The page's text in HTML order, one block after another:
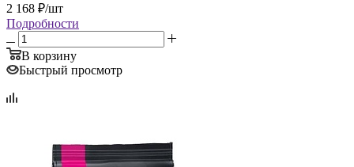
2 168 ₽/шт
Подробности
В корзину
Быстрый просмотр